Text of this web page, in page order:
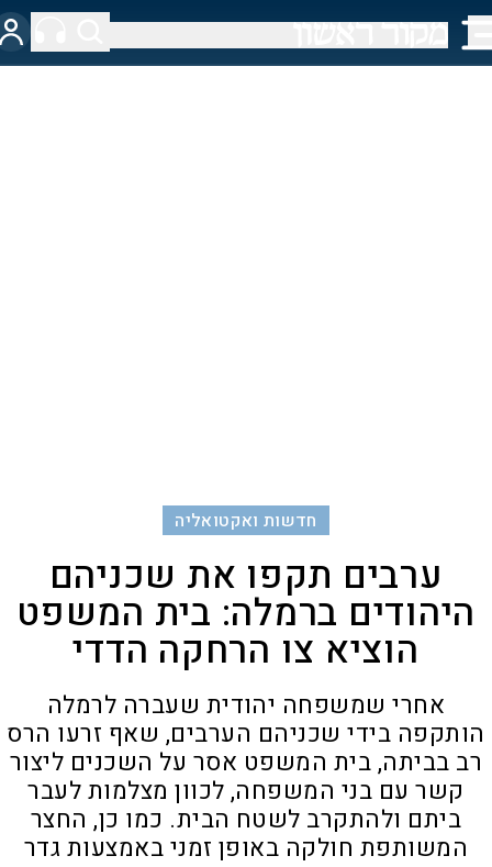
חדשות ואקטואליה
ערבים תקפו את שכניהם
היהודים ברמלה: בית המשפט
הוציא צו הרחקה הדדי
אחרי שמשפחה יהודית שעברה לרמלה
הותקפה בידי שכניהם הערבים, שאף זרעו הרס
רב בביתה, בית המשפט אסר על השכנים ליצור
קשר עם בני המשפחה, לכוון מצלמות לעבר
ביתם ולהתקרב לשטח הבית. כמו כן, החצר
המשותפת חולקה באופן זמני באמצעות גדר